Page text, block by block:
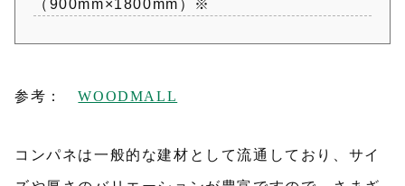
（900mm×1800mm）※
参考：WOODMALL
コンパネは一般的な建材として流通しており、サイ